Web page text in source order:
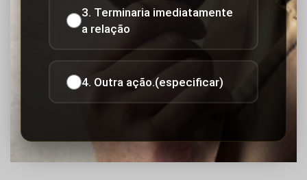
3. Terminaria imediatamente
a relação
4. Outra ação.(especificar)